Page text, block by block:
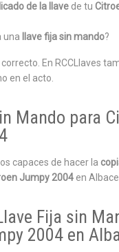
de la llave de tu
una
llave fija sin mando?
correcto. En RCCLlaves
en el acto.
Mando para
capaces de hacer la
Jumpy 2004 en
Fija sin
2004 en